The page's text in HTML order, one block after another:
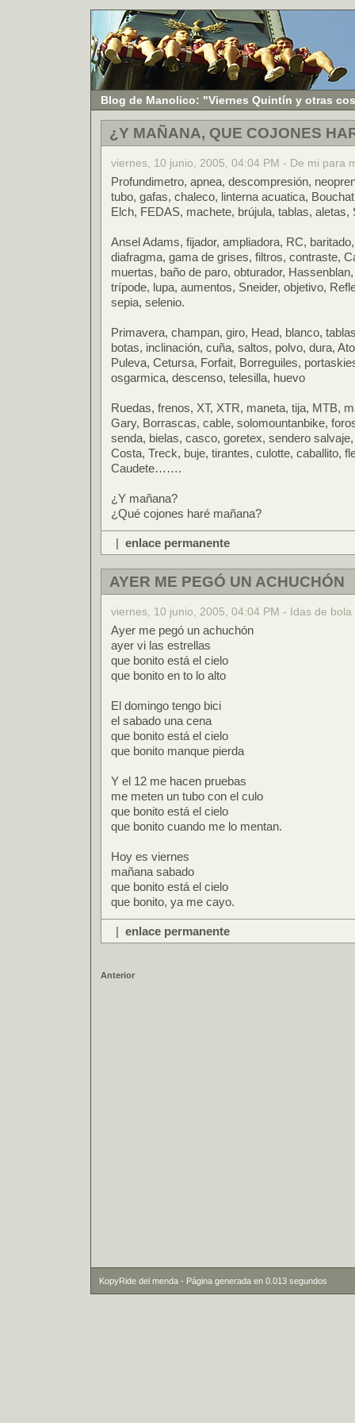
Blog de Manolico: "Viernes Quintín y otras
¿Y MAÑANA, QUE COJONES
viernes, 10 junio, 2005, 04:04 PM - De mi para
Profundimetro, apnea, descompresión,
tubo, gafas, chaleco, linterna acuatica,
Elch, FEDAS, machete, brújula, tablas, aletas,
Ansel Adams, fijador, ampliadora, RC,
diafragma, gama de grises, filtros, contraste,
muertas, baño de paro, obturador,
trípode, lupa, aumentos, Sneider, objetivo,
sepia, selenio.
Primavera, champan, giro, Head, blanco,
botas, inclinación, cuña, saltos, polvo, dura,
Puleva, Cetursa, Forfait, Borreguiles,
osgarmica, descenso, telesilla, huevo
Ruedas, frenos, XT, XTR, maneta, tija, MTB,
Gary, Borrascas, cable, solomountanbike,
senda, bielas, casco, goretex, sendero
Costa, Treck, buje, tirantes, culotte, caballito,
Caudete…….
¿Y mañana?
¿Qué cojones haré mañana?
| enlace permanente
AYER ME PEGÓ UN ACHUCHÓN
viernes, 10 junio, 2005, 04:04 PM - Idas de bola
Ayer me pegó un achuchón
ayer vi las estrellas
que bonito está el cielo
que bonito en to lo alto
El domingo tengo bici
el sabado una cena
que bonito está el cielo
que bonito manque pierda
Y el 12 me hacen pruebas
me meten un tubo con el culo
que bonito está el cielo
que bonito cuando me lo mentan.
Hoy es viernes
mañana sabado
que bonito está el cielo
que bonito, ya me cayo.
| enlace permanente
Anterior
KopyRide del menda - Página generada en 0.013 segundos